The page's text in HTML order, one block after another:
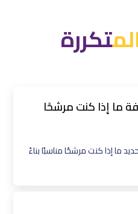
متكررة
ما إذا كنت مرشحًا
ما إذا كنت مرشحًا مناسبًا بناءً